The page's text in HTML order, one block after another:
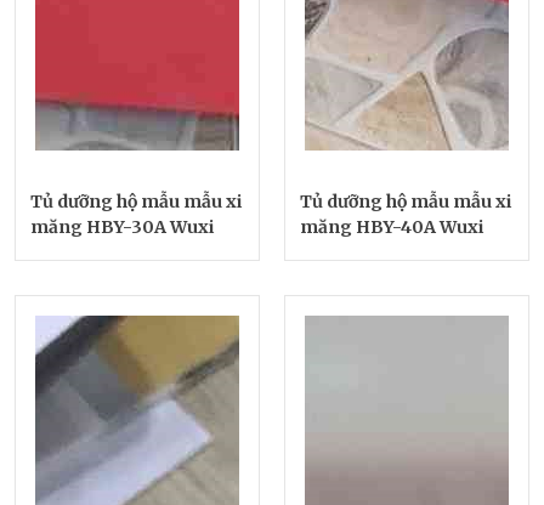
Tủ dưỡng hộ mẫu mẫu xi
măng HBY-30A Wuxi
Tủ dưỡng hộ mẫu mẫu xi
măng HBY-40A Wuxi